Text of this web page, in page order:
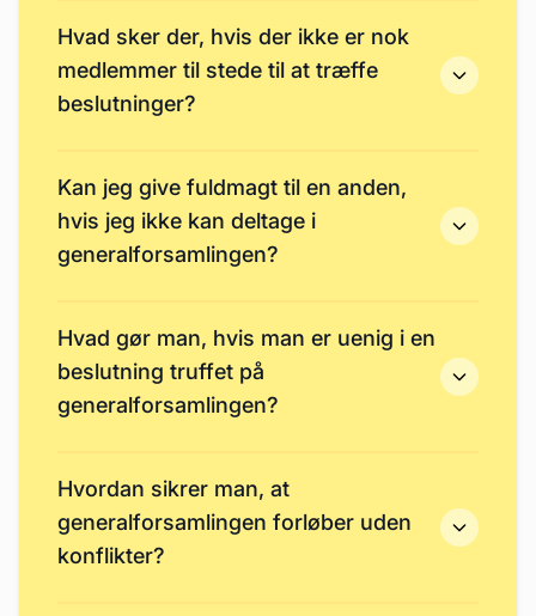
Hvad sker der, hvis der ikke er nok
medlemmer til stede til at træffe
beslutninger?
Kan jeg give fuldmagt til en anden,
hvis jeg ikke kan deltage i
generalforsamlingen?
Hvad gør man, hvis man er uenig i en
beslutning truffet på
generalforsamlingen?
Hvordan sikrer man, at
generalforsamlingen forløber uden
konflikter?